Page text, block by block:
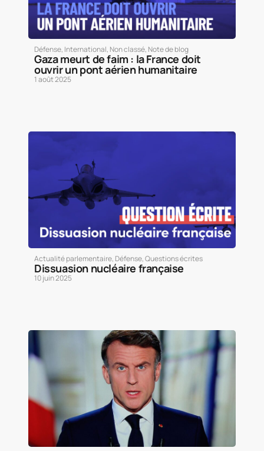
Défense, International, Non classé, Note de blog
Gaza meurt de faim : la France doit
ouvrir un pont aérien humanitaire
1 août 2025
Actualité parlementaire, Défense,Questions écrites
Dissuasion nucléaire française
10 juin 2025